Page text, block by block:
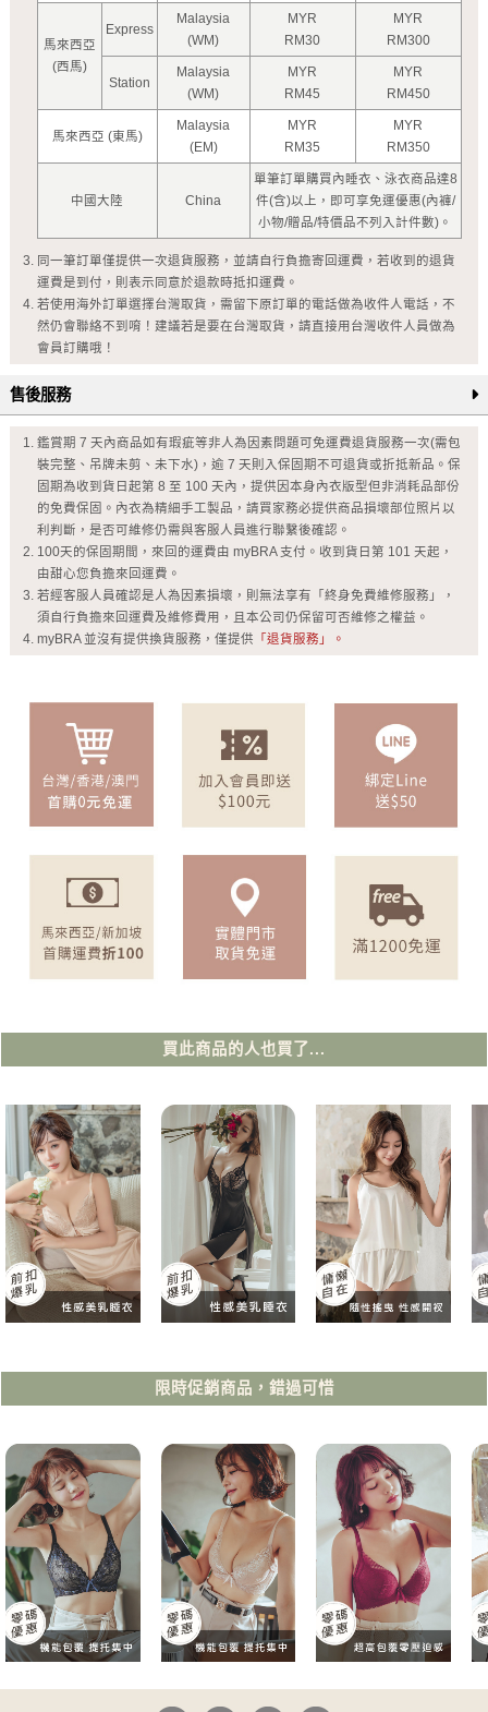
馬來西亞
(西馬)
Express
Malaysia
(WM)
MYR
RM30
MYR
RM300
Station
Malaysia
(WM)
MYR
RM45
MYR
RM450
馬來西亞 (東馬)
Malaysia
(EM)
MYR
RM35
MYR
RM350
中國大陸 China
單筆訂單購買內睡衣、泳衣商品達8
件(含)以上，即可享免運優惠(內褲/
小物/贈品/特價品不列入計件數)。
同一筆訂單僅提供一次退貨服務，並請自行負擔寄回運費，若收到的退貨
運費是到付，則表示同意於退款時抵扣運費。
若使用海外訂單選擇台灣取貨，需留下原訂單的電話做為收件人電話，不
然仍會聯絡不到唷！建議若是要在台灣取貨，請直接用台灣收件人員做為
會員訂購哦！
售後服務
鑑賞期 7 天內商品如有瑕疵等非人為因素問題可免運費退貨服務一次(需包
裝完整、吊牌未剪、未下水)，逾 7 天則入保固期不可退貨或折抵新品。保
固期為收到貨日起第 8 至 100 天內，提供因本身內衣版型但非消耗品部份
的免費保固。內衣為精細手工製品，請買家務必提供商品損壞部位照片以
利判斷，是否可維修仍需與客服人員進行聯繫後確認。
100天的保固期間，來回的運費由 myBRA 支付。收到貨日第 101 天起，
由甜心您負擔來回運費。
若經客服人員確認是人為因素損壞，則無法享有「終身免費維修服務」，
須自行負擔來回運費及維修費用，且本公司仍保留可否維修之權益。
myBRA 並沒有提供換貨服務，僅提供 「退貨服務」。
買此商品的人也買了...
限時促銷商品，錯過可惜